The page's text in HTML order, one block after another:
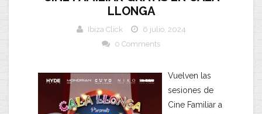
LLONGA
Ibiza Click
6 julio, 2024
0 Comments
Vuelven las
sesiones de
Cine Familiar a